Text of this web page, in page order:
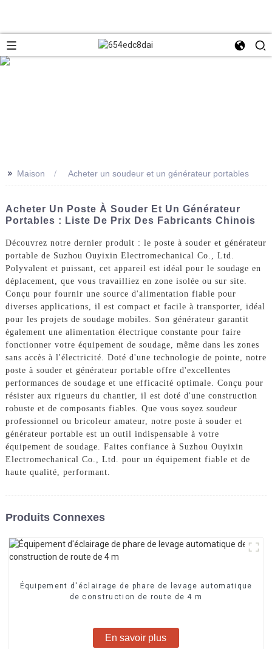
>> Maison Acheter un soudeur et un générateur portables
Acheter Un Poste À Souder Et Un Générateur
Portables : Liste De Prix Des Fabricants Chinois
Découvrez notre dernier produit : le poste à souder et générateur
portable de Suzhou Ouyixin Electromechanical Co., Ltd.
Polyvalent et puissant, cet appareil est idéal pour le soudage en
déplacement, que vous travailliez en zone isolée ou sur site.
Conçu pour fournir une source d'alimentation fiable pour
diverses applications, il est compact et facile à transporter, idéal
pour les projets de soudage mobiles. Son générateur garantit
également une alimentation électrique constante pour faire
fonctionner votre équipement de soudage, même dans les zones
sans accès à l'électricité. Doté d'une technologie de pointe, notre
poste à souder et générateur portable offre d'excellentes
performances de soudage et une efficacité optimale. Conçu pour
résister aux rigueurs du chantier, il est doté d'une construction
robuste et de composants fiables. Que vous soyez soudeur
professionnel ou bricoleur amateur, notre poste à souder et
générateur portable est un outil indispensable à votre
équipement de soudage. Faites confiance à Suzhou Ouyixin
Electromechanical Co., Ltd. pour un équipement fiable et de
haute qualité, performant.
Produits Connexes
Équipement d'éclairage de phare de levage automatique
de construction de route de 4 m
En savoir plus